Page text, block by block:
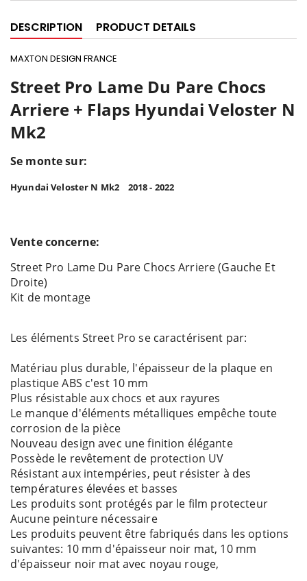
DESCRIPTION PRODUCT DETAILS
MAXTON DESIGN FRANCE
Street Pro Lame Du Pare Chocs
Arriere + Flaps Hyundai Veloster N
Mk2
Se monte sur:
Hyundai Veloster N Mk2 2018 - 2022
Vente concerne:
Street Pro Lame Du Pare Chocs Arriere (Gauche Et
Droite)
Kit de montage
Les éléments Street Pro se caractérisent par:
Matériau plus durable, l'épaisseur de la plaque en
plastique ABS c'est 10 mm
Plus résistable aux chocs et aux rayures
Le manque d'éléments métalliques empêche toute
corrosion de la pièce
Nouveau design avec une finition élégante
Possède le revêtement de protection UV
Résistant aux intempéries, peut résister à des
températures élevées et basses
Les produits sont protégés par le film protecteur
Aucune peinture nécessaire
Les produits peuvent être fabriqués dans les options
suivantes: 10 mm d'épaisseur noir mat, 10 mm
d'épaisseur noir mat avec noyau rouge,